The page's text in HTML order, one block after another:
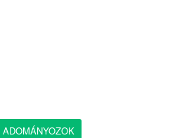
ADOMÁNYOZOK